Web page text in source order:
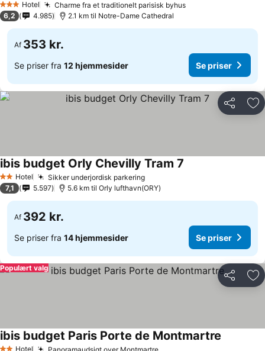
3 StjernerHotel Charme fra et traditionelt parisisk byhus
6,2 4.985 2.1 km til Notre-Dame Cathedral
Af 353 kr.
Se priser fra 12 hjemmesider Se priser
Del
2 Stjerner
Hotel Sikker underjordisk parkering
ibis budget Orly Chevilly Tram 7
7,1 5.597 5.6 km til Orly lufthavn(ORY)
Af 392 kr.
Se priser fra 14 hjemmesider Se priser
Del
Populært valg
Hotel Panoramaudsigt over Montmartre
ibis budget Paris Porte de Montmartre